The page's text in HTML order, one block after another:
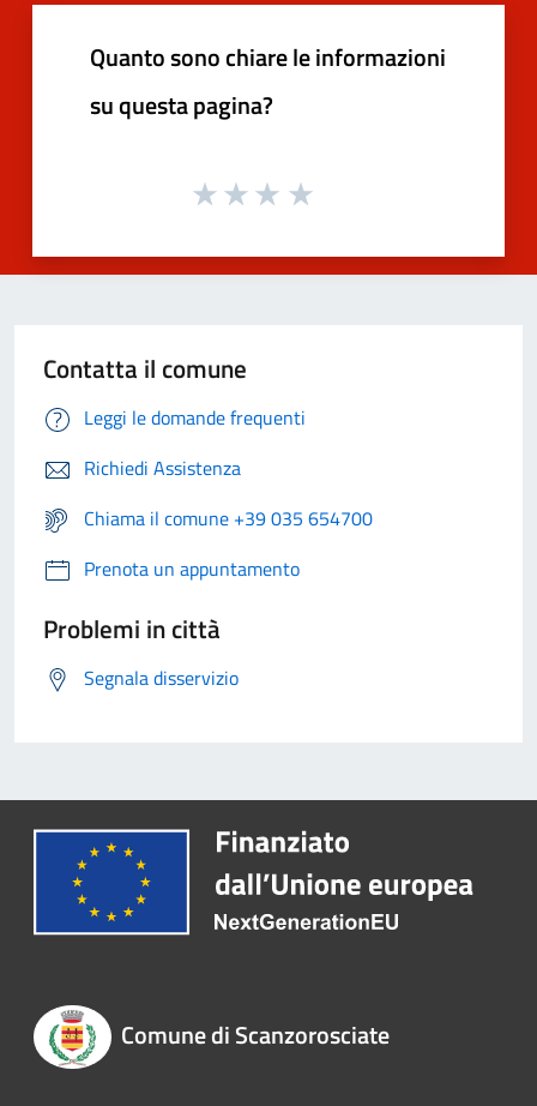
Quanto sono chiare le informazioni
su questa pagina?
Contatta il comune
Leggi le domande frequenti
Richiedi Assistenza
Chiama il comune +39 035 654700
Prenota un appuntamento
Problemi in città
Segnala disservizio
Comune di Scanzorosciate